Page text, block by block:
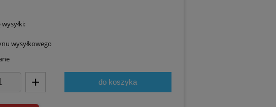
wysyłkowego
+ do koszyka